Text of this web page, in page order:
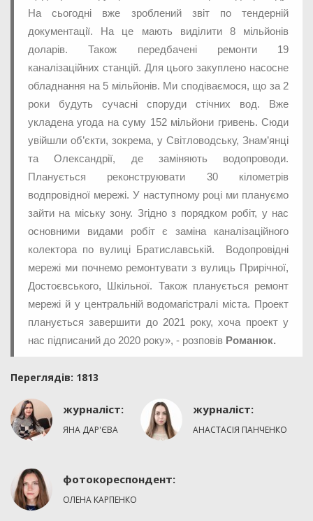
На сьогодні вже зроблений звіт по тендерній
документації. На це мають виділити 8 мільйонів
доларів. Також передбачені ремонти 19
каналізаційних станцій. Для цього закуплено насосне
обладнання на 5 мільйонів. Ми сподіваємося, що за 2
роки будуть сучасні споруди стічних вод. Вже
укладена угода на суму 152 мільйони гривень. Сюди
увійшли об’єкти, зокрема, у Світловодську, Знам’янці
та Олександрії, де заміняють водопроводи.
Планується реконструювати 30 кілометрів
водпровідної мережі. У наступному році ми плануємо
зайти на міську зону. Згідно з порядком робіт, у нас
основними видами робіт є заміна каналізаційного
колектора по вулиці Братиславській. Водопровідні
мережі ми почнемо ремонтувати з вулиць Прирічної,
Достоєвського, Шкільної. Також планується ремонт
мережі й у центральній водомагістралі міста. Проект
планується завершити до 2021 року, хоча проект у
нас підписаний до 2020 року», - розповів Романюк.
Переглядiв: 1813
журналіст:
ЯНА ДАР'ЄВА
журналіст:
АНАСТАСІЯ ПАНЧЕНКО
фотокореспондент:
ОЛЕНА КАРПЕНКО